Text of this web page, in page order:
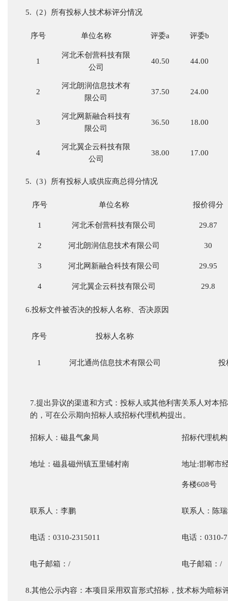
5.（2）所有投标人技术标评分情况
序号 单位名称 评委a 评委b
1
河北禾创营科技有限
公司
40.50 44.00
2
河北朗润信息技术有
限公司
37.50 24.00
3
河北网新融合科技有
限公司
36.50 18.00
4
河北翼企云科技有限
公司
38.00 17.00
5.（3）所有投标人或供应商总得分情况
序号 单位名称 报价得分
1 河北禾创营科技有限公司 29.87
2 河北朗润信息技术有限公司 30
3 河北网新融合科技有限公司 29.95
4 河北翼企云科技有限公司 29.8
6.投标文件被否决的投标人名称、否决原因
序号 投标人名称
1 河北通尚信息技术有限公司 投
7.提出异议的渠道和方式：投标人或其他利害关系人对本
的，可在公示期向招标人或招标代理机构提出。
招标人：磁县气象局 招标代理机
地址：磁县磁州镇五里铺村南 地址:邯郸市
务楼608号
联系人：李鹏 联系人： 陈
电话： 0310-2315011 电话： 0310-
电子邮箱： / 电子邮箱： /
8.其他公示内容：本项目采用双盲形式招标，技术标为暗标